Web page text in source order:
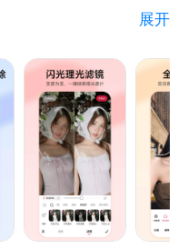
景。
也有救！AI人脸识别自
氛围质感大片！
身、智能美发、增高塑
。
片视频都能拼，日常快
展开